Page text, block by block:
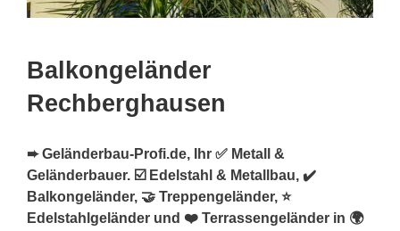
Balkongeländer
Rechberghausen
➨ Geländerbau-Profi.de, Ihr ✅ Metall &
Geländerbauer. ☑️ Edelstahl & Metallbau, ✔️
Balkongeländer, 🤝 Treppengeländer, ⭐
Edelstahlgeländer und ❤️ Terrassengeländer in 🌍